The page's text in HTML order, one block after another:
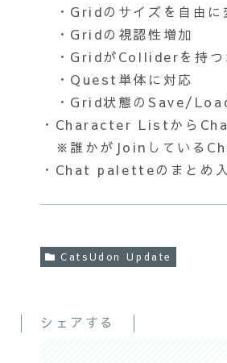
・Gridのサイズを自由に
・Gridの視認性増加
・GridがColliderを持つ
・Quest単体に対応
・Grid状態のSave/
・Character Listから
※誰かがJoinしている
・Chat paletteのまとめ
CatsUdon Update
シェアする